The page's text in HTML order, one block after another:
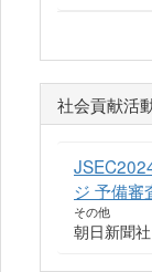
社会貢献活
ジ 予備審
その他
朝日新聞